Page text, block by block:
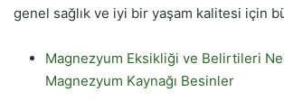
genel sağlık ve iyi bir yaşam kalitesi için
Magnezyum Eksikliği ve Belirtileri
Magnezyum Kaynağı Besinler